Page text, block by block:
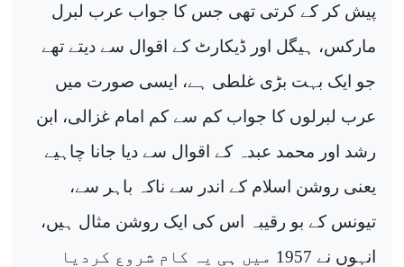
پیش کر کے کرتی تھی جس کا جواب عرب لبرل
مارکس، ہیگل اور ڈیکارٹ کے اقوال سے دیتے تھے
جو ایک بہت بڑی غلطی ہے، ایسی صورت میں
عرب لبرلوں کا جواب کم سے کم امام غزالی، ابن
رشد اور محمد عبدہ کے اقوال سے دیا جانا چاہیے
یعنی روشن اسلام کے اندر سے ناکہ باہر سے،
تیونس کے بو رقیبہ اس کی ایک روشن مثال ہیں،
انہوں نے 1957 میں ہی یہ کام شروع کردیا